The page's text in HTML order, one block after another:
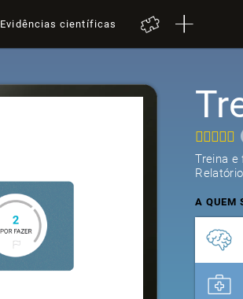
Evidências científicas
Treina e
A QUEM